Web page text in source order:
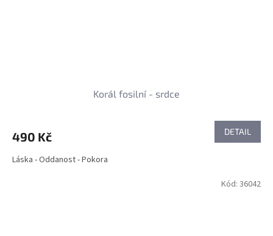
Korál fosilní - srdce
490 Kč DETAIL
Láska - Oddanost - Pokora
Kód: 36042